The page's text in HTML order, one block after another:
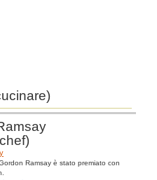
Ramsay è stato premiato con